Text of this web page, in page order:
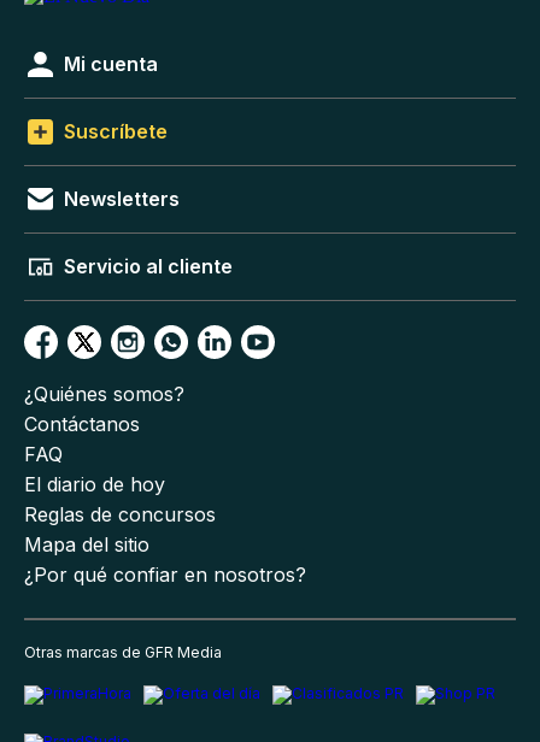
Mi cuenta
Suscríbete
Newsletters
Servicio al cliente
¿Quiénes somos?
Contáctanos
FAQ
El diario de hoy
Reglas de concursos
Mapa del sitio
¿Por qué confiar en nosotros?
Otras marcas de GFR Media